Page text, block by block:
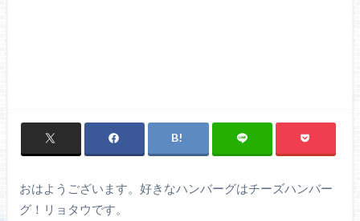
おはようございます。好きなハンバーグはチーズハンバー
グ！リョタウです。